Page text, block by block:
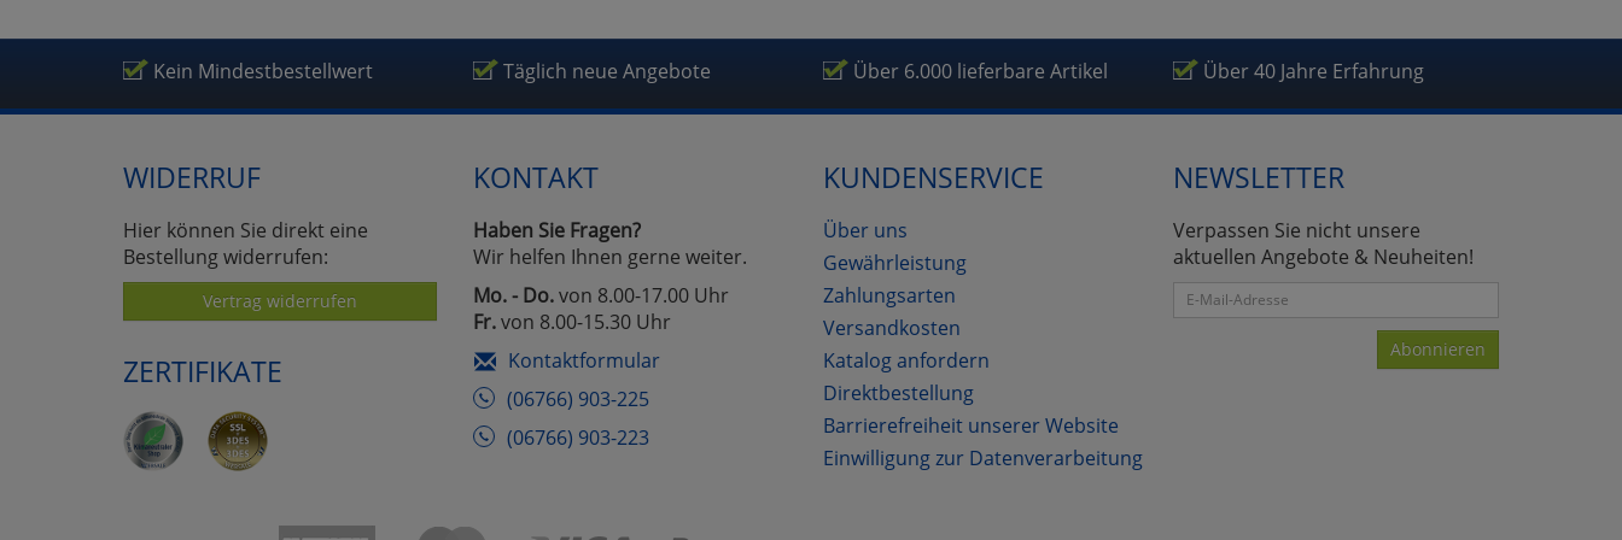
Kein Mindestbestellwert Täglich neue Angebote Über 6.000 lieferbare Artikel Über 40 Jahre Erfahrung
WIDERRUF
Hier können Sie direkt eine
Bestellung widerrufen:
Vertrag widerrufen
ZERTIFIKATE
KONTAKT
Haben Sie Fragen?
Wir helfen Ihnen gerne weiter.
Mo. - Do.von 8.00-17.00 Uhr
Fr.von 8.00-15.30 Uhr
Kontaktformular
(06766) 903-225
(06766) 903-223
KUNDENSERVICE
Über uns
Gewährleistung
Zahlungsarten
Versandkosten
Katalog anfordern
Direktbestellung
Barrierefreiheit unserer Website
Einwilligung zur Datenverarbeitung
NEWSLETTER
Verpassen Sie nicht unsere
aktuellen Angebote & Neuheiten!
Abonnieren
Umfragetools
Cookies Cookies
zurückzu Haupptseite Zustimmung Datenverarbeitung (Seitenende)